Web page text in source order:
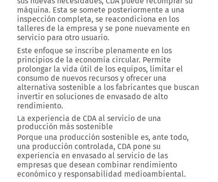
máquina. Esta se somete posteriormente a una
inspección completa, se reacondiciona en los
talleres de la empresa y se pone nuevamente en
servicio para otro usuario.
Este enfoque se inscribe plenamente en los
principios de la economía circular. Permite
prolongar la vida útil de los equipos, limitar el
consumo de nuevos recursos y ofrecer una
alternativa sostenible a los fabricantes que buscan
invertir en soluciones de envasado de alto
rendimiento.
La experiencia de CDA al servicio de una
producción más sostenible
Porque una producción sostenible es, ante todo,
una producción controlada, CDA pone su
experiencia en envasado al servicio de las
empresas que desean combinar rendimiento
económico y responsabilidad medioambiental.